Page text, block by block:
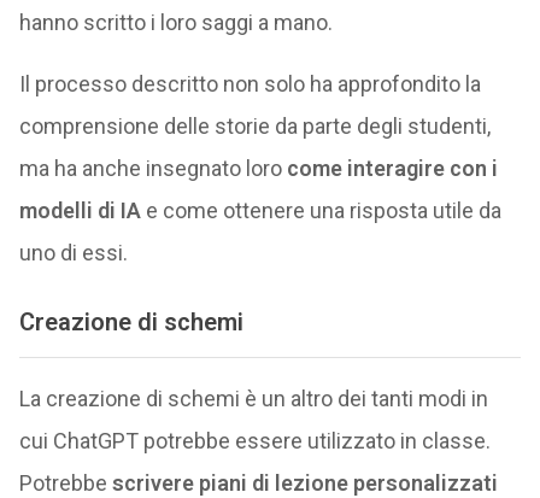
hanno scritto i loro saggi a mano.
Il processo descritto non solo ha approfondito la
comprensione delle storie da parte degli studenti,
ma ha anche insegnato loro come interagire con i
modelli di IAe come ottenere una risposta utile da
uno di essi.
Creazione di schemi
La creazione di schemi è un altro dei tanti modi in
cui ChatGPT potrebbe essere utilizzato in classe.
Potrebbe scrivere piani di lezione personalizzati